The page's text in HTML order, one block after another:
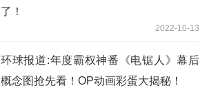
了！
2022-10-13
环球报道:年度霸权神番《电锯人》幕后
概念图抢先看！OP动画彩蛋大揭秘！